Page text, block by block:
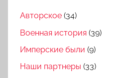
Авторское (34)
Военная история (39)
Имперские были (9)
Наши партнеры (33)